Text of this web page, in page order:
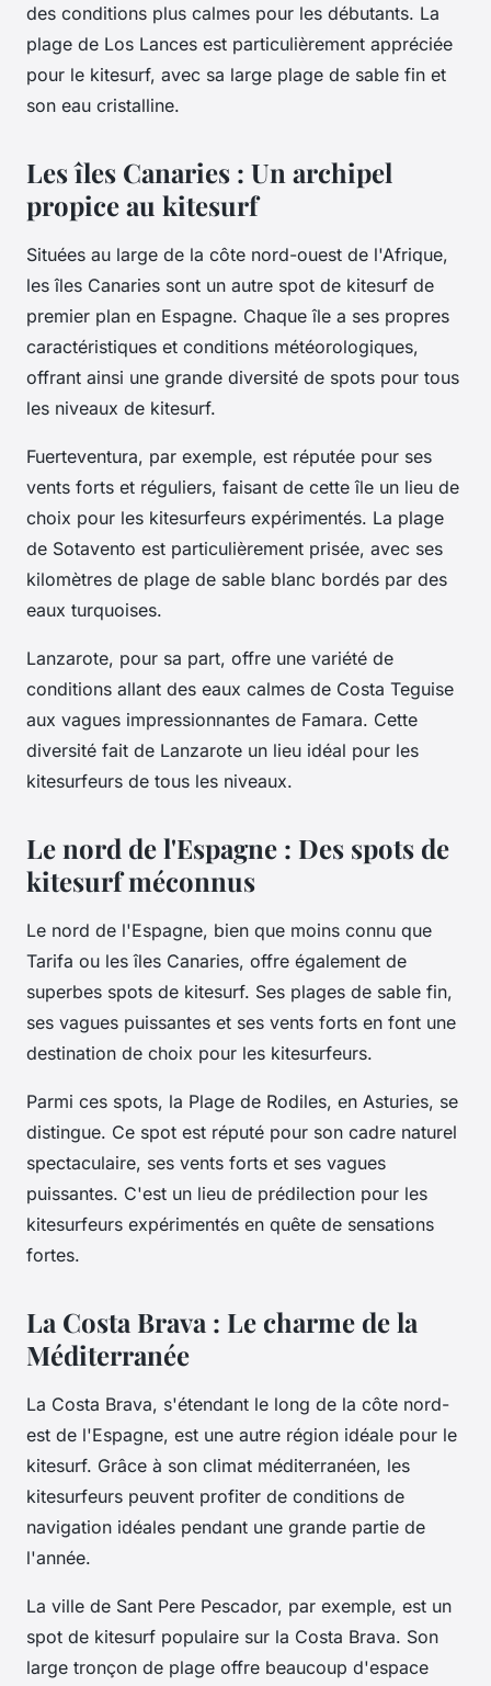
des conditions plus calmes pour les débutants. La
plage de Los Lances est particulièrement appréciée
pour le kitesurf, avec sa large plage de sable fin et
son eau cristalline.
Les îles Canaries : Un archipel
propice au kitesurf
Situées au large de la côte nord-ouest de l'Afrique,
les îles Canaries sont un autre spot de kitesurf de
premier plan en Espagne. Chaque île a ses propres
caractéristiques et conditions météorologiques,
offrant ainsi une grande diversité de spots pour tous
les niveaux de kitesurf.
Fuerteventura, par exemple, est réputée pour ses
vents forts et réguliers, faisant de cette île un lieu de
choix pour les kitesurfeurs expérimentés. La plage
de Sotavento est particulièrement prisée, avec ses
kilomètres de plage de sable blanc bordés par des
eaux turquoises.
Lanzarote, pour sa part, offre une variété de
conditions allant des eaux calmes de Costa Teguise
aux vagues impressionnantes de Famara. Cette
diversité fait de Lanzarote un lieu idéal pour les
kitesurfeurs de tous les niveaux.
Le nord de l'Espagne : Des spots de
kitesurf méconnus
Le nord de l'Espagne, bien que moins connu que
Tarifa ou les îles Canaries, offre également de
superbes spots de kitesurf. Ses plages de sable fin,
ses vagues puissantes et ses vents forts en font une
destination de choix pour les kitesurfeurs.
Parmi ces spots, la Plage de Rodiles, en Asturies, se
distingue. Ce spot est réputé pour son cadre naturel
spectaculaire, ses vents forts et ses vagues
puissantes. C'est un lieu de prédilection pour les
kitesurfeurs expérimentés en quête de sensations
fortes.
La Costa Brava : Le charme de la
Méditerranée
La Costa Brava, s'étendant le long de la côte nord-
est de l'Espagne, est une autre région idéale pour le
kitesurf. Grâce à son climat méditerranéen, les
kitesurfeurs peuvent profiter de conditions de
navigation idéales pendant une grande partie de
l'année.
La ville de Sant Pere Pescador, par exemple, est un
spot de kitesurf populaire sur la Costa Brava. Son
large tronçon de plage offre beaucoup d'espace